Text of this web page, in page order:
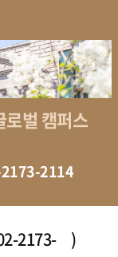
로벌 캠퍼스
2114
2173- )